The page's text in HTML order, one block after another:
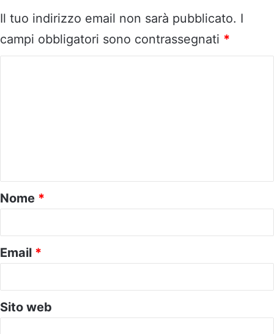
Il tuo indirizzo email non sarà pubblicato. I
campi obbligatori sono contrassegnati *
o
*
Nome *
Email *
Sito web